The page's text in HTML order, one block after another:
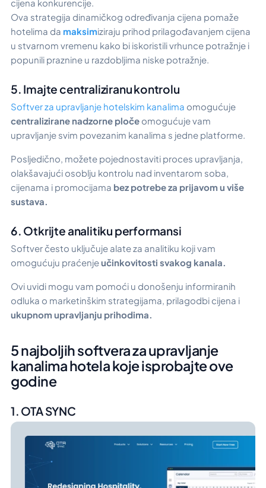
cijena konkurencije.
Ova strategija dinamičkog određivanja cijena pomaže
hotelima da maksimiziraju prihod prilagođavanjem cijena
u stvarnom vremenu kako bi iskoristili vrhunce potražnje i
popunili praznine u razdobljima niske potražnje.
5. Imajte centraliziranu kontrolu
Softver za upravljanje hotelskim kanalima omogućuje
centralizirane nadzorne ploče omogućuje vam
upravljanje svim povezanim kanalima s jedne platforme.
Posljedično, možete pojednostaviti proces upravljanja,
olakšavajući osoblju kontrolu nad inventarom soba,
cijenama i promocijama bez potrebe za prijavom u više
sustava.
6. Otkrijte analitiku performansi
Softver često uključuje alate za analitiku koji vam
omogućuju praćenjeučinkovitosti svakog kanala.
Ovi uvidi mogu vam pomoći u donošenju informiranih
odluka o marketinškim strategijama, prilagodbi cijena i
ukupnom upravljanju prihodima.
5 najboljih softvera za upravljanje
kanalima hotela koje isprobajte ove
godine
1. OTA SYNC